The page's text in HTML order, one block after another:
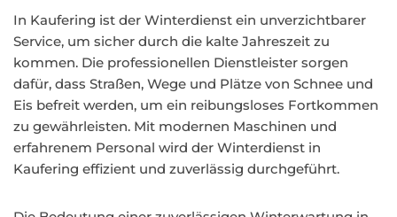
In Kaufering ist der Winterdienst ein unverzichtbarer
Service, um sicher durch die kalte Jahreszeit zu
kommen. Die professionellen Dienstleister sorgen
dafür, dass Straßen, Wege und Plätze von Schnee und
Eis befreit werden, um ein reibungsloses Fortkommen
zu gewährleisten. Mit modernen Maschinen und
erfahrenem Personal wird der Winterdienst in
Kaufering effizient und zuverlässig durchgeführt.